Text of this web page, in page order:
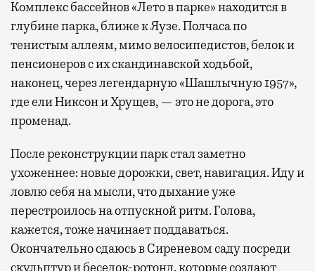
Комплекс бассейнов «Лето в парке» находится в
глубине парка, ближе к Яузе. Полчаса по
тенистым аллеям, мимо велосипедистов, белок и
пенсионеров с их скандинавской ходьбой,
наконец, через легендарную «Шашлычную 1957»,
где ели Никсон и Хрущев, — это не дорога, это
променад.
После реконструкции парк стал заметно
ухоженнее: новые дорожки, свет, навигация. Иду и
ловлю себя на мысли, что дыхание уже
перестроилось на отпускной ритм. Голова,
кажется, тоже начинает поддаваться.
Окончательно сдаюсь в Сиреневом саду посреди
скульптур и беседок-ротонд, которые создают